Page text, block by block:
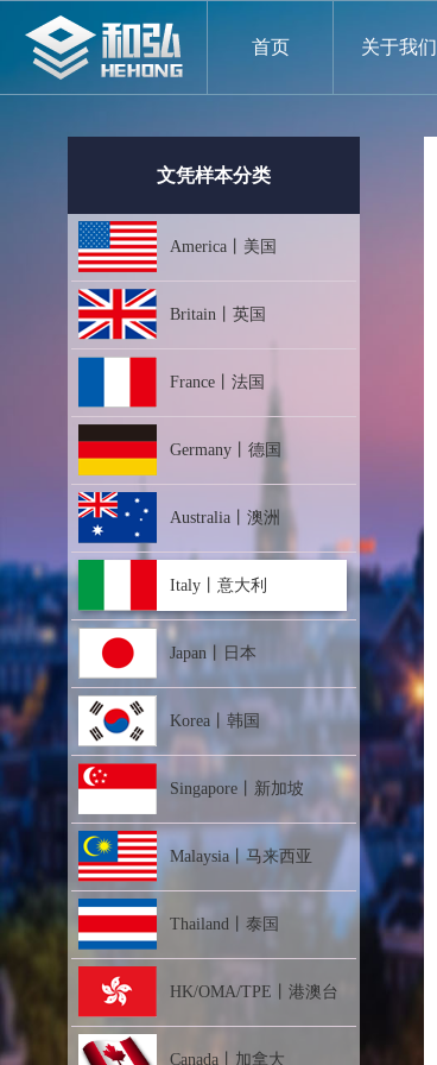
首页 关于我们
文凭样本分类
America丨美国
Britain丨英国
France丨法国
Germany丨德国
Australia丨澳洲
Italy丨意大利
Japan丨日本
Korea丨韩国
Singapore丨新加坡
Malaysia丨马来西亚
Thailand丨泰国
HK/OMA/TPE丨港澳台
Canada丨加拿大